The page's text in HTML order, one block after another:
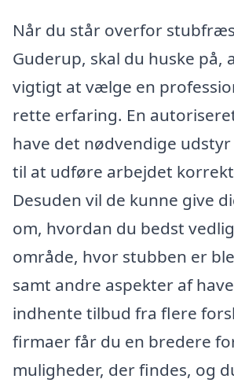
Når du står overfor
Guderup, skal du huske på,
vigtigt at vælge en
rette erfaring. En
have det nødvendige
til at udføre arbejdet
Desuden vil de kunne give
om, hvordan du bedst
område, hvor stubben er
samt andre aspekter af
indhente tilbud fra flere
firmaer får du en bredere
muligheder, der findes, og